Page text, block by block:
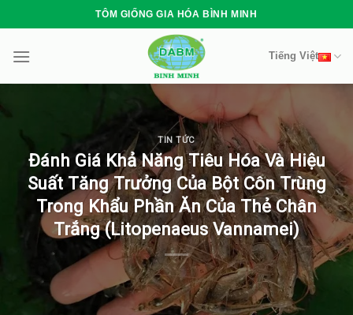
to
content
TÔM GIỐNG GIA HÓA BÌNH MINH
Tiếng Việt
TIN TỨC
Đánh Giá Khả Năng Tiêu Hóa Và Hiệu
Suất Tăng Trưởng Của Bột Côn Trùng
Trong Khẩu Phần Ăn Của Thẻ Chân
Trắng (Litopenaeus Vannamei)